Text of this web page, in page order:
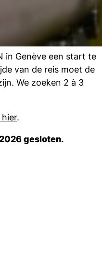
in Genève een start te
van de reis moet de
We zoeken 2 à 3
.
gesloten.